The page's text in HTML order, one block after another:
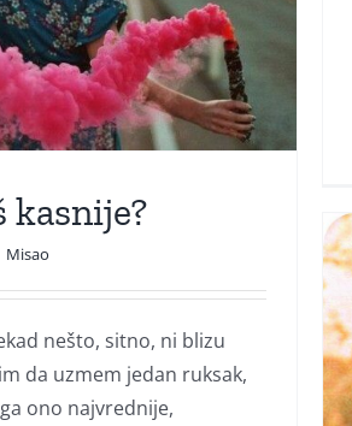
kasnije?
Misao
nešto, sitno, ni blizu
da uzmem jedan ruksak,
ono najvrednije,